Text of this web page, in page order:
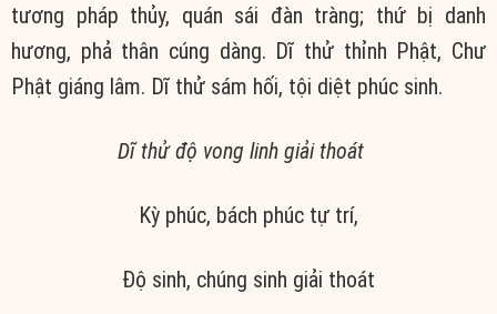
tương pháp thủy, quán sái đàn tràng; thứ bị danh
hương, phả thân cúng dàng. Dĩ thử thỉnh Phật, Chư
Phật giáng lâm. Dĩ thử sám hối, tội diệt phúc sinh.
Dĩ thử độ vong linh giải thoát
Kỳ phúc, bách phúc tự trí,
Độ sinh, chúng sinh giải thoát